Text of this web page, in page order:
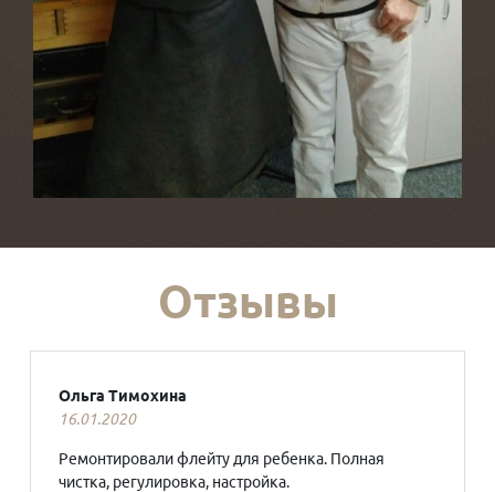
Отзывы
Ольга Тимохина
16.01.2020
Ремонтировали флейту для ребенка. Полная
чистка, регулировка, настройка.